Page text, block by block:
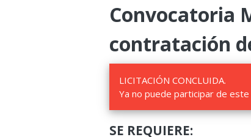
Convocatoria
contratación
LICITACIÓN CONCLUIDA.
Ya no puede participar de este
SE REQUIERE: